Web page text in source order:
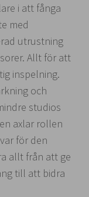
i att fånga
med
utrustning
Allt för att
inspelning.
och
studios
axlar rollen
för den
allt från att ge
till att bidra